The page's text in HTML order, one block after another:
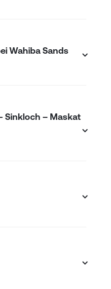
Wahiba Sands
Sinkloch – Maskat